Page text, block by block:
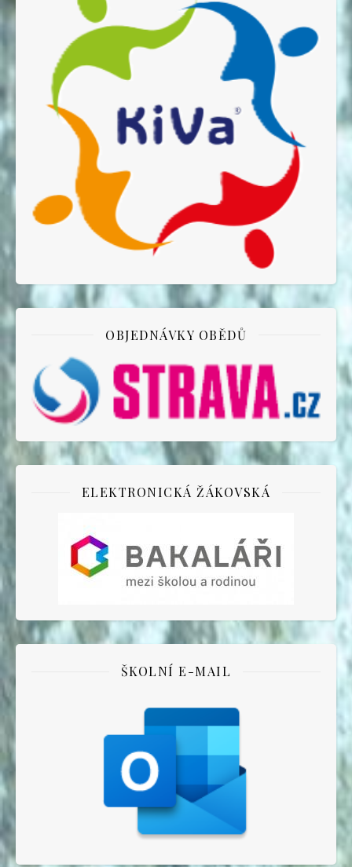
OBJEDNÁVKY OBĚDŮ
ELEKTRONICKÁ ŽÁKOVSKÁ
ŠKOLNÍ E-MAIL